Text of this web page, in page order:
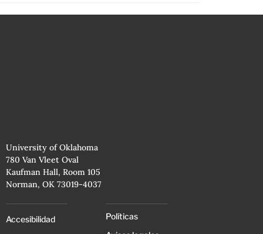
University of Oklahoma
780 Van Vleet Oval
Kaufman Hall, Room 105
Norman, OK 73019-4037
Accesibilidad
Políticas